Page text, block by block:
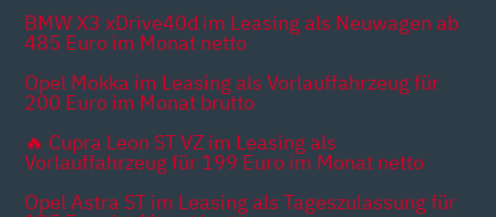
BMW X3 xDrive40d im Leasing als Neuwagen ab
485 Euro im Monat netto
Opel Mokka im Leasing als Vorlauffahrzeug für
200 Euro im Monat brutto
🔥 Cupra Leon ST VZ im Leasing als
Vorlauffahrzeug für 199 Euro im Monat netto
Opel Astra ST im Leasing als Tageszulassung für